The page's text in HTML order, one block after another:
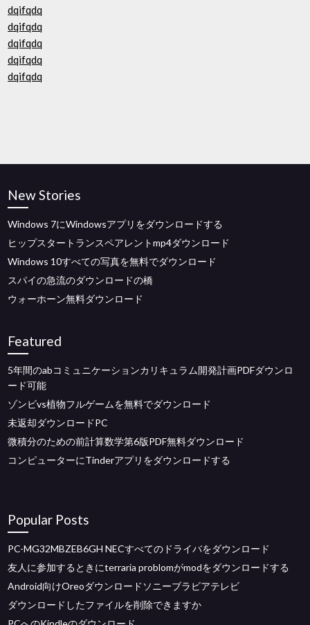
dqifqdq
dqifqdq
dqifqdq
dqifqdq
dqifqdq
New Stories
Windows 7にWindowsアプリをダウンロードする
ヒップスタートランスペアレントmp4ダウンロード
Windows 10すべての写真を無料でダウンロード
スパイの急流のダウンロードの橋
ウォーホーン無料ダウンロード
Featured
5年間のabコミュニケーションカリキュラム開発計画PDFダウンロ
ード可能
ゾンビvs植物フルゲームを無料でダウンロード
未返却ダウンロードPC
微積分のための前計算数学第6版PDF無料ダウンロード
コンピューターにTinderアプリをダウンロードする
Popular Posts
PC-MG32MBZEB6GH NECすべてのドライバをダウンロード
友人に参加するときにterraria problomがmodをダウンロードする
Android向けOreoダウンロードソニーブラビアテレビ
ダウンロードしたファイルを削除できますか